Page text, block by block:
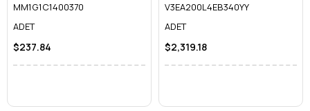
MM1G1C1400370
ADET
$237.84
V3EA200L4EB340YY
ADET
$2,319.18